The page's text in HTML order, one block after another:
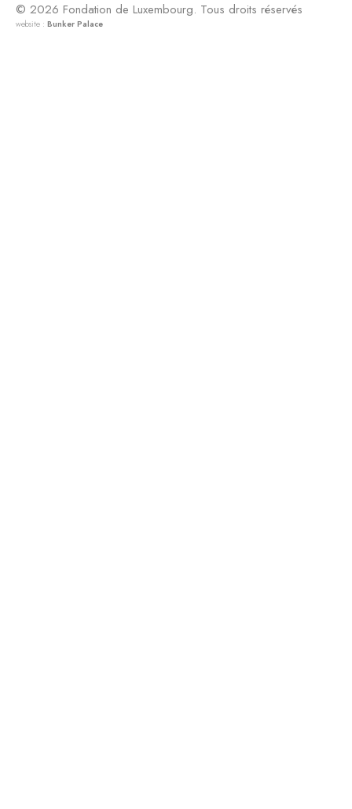
© 2026 Fondation de Luxembourg. Tous droits réservés
website : Bunker Palace